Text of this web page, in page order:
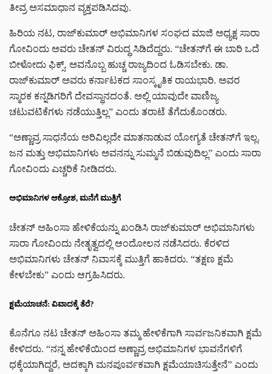
ತೀವ್ರ ಅಸಮಾಧಾನ ವ್ಯಕ್ತಪಡಿಸಿದವು.
ಹಿರಿಯ ನಟ, ರಾಜ್‌ಕುಮಾರ್ ಅಭಿಮಾನಿಗಳ ಸಂಘದ ಮಾಜಿ ಅಧ್ಯಕ್ಷ ಸಾರಾ
ಗೋವಿಂದು ಅವರು ಚೇತನ್ ವಿರುದ್ಧ ಸಿಡಿದೆದ್ದರು. “ಚೇತನ್‌ಗೆ ಈ ಬಾರಿ ಒದೆ
ಬೀಳೋದು ಫಿಕ್ಸ್. ಅವನೊಬ್ಬ ಹುಚ್ಚ ರಾಜ್ಯದಿಂದ ಓಡಿಸಬೇಕು. ಡಾ.
ರಾಜ್‌ಕುಮಾರ್ ಅವರು ಕರ್ನಾಟಕದ ಸಾಂಸ್ಕೃತಿಕ ರಾಯಭಾರಿ. ಅವರ
ಸ್ಮಾರಕ ಕನ್ನಡಿಗರಿಗೆ ದೇವಸ್ಥಾನದಂತೆ. ಅಲ್ಲಿ ಯಾವುದೇ ವಾಣಿಜ್ಯ
ಚಟುವಟಿಕೆಗಳು ನಡೆಯುತ್ತಿಲ್ಲ” ಎಂದು ತರಾಟೆ ತೆಗೆದುಕೊಂಡರು.
“ಅಣ್ಣಾವ್ರ ಸಾಧನೆಯ ಅರಿವಿಲ್ಲದೇ ಮಾತನಾಡುವ ಯೋಗ್ಯತೆ ಚೇತನ್‌ಗೆ ಇಲ್ಲ.
ಜನ ಮತ್ತು ಅಭಿಮಾನಿಗಳು ಅವನನ್ನು ಸುಮ್ಮನೆ ಬಿಡುವುದಿಲ್ಲ” ಎಂದು ಸಾರಾ
ಗೋವಿಂದು ಎಚ್ಚರಿಕೆ ನೀಡಿದರು.
ಅಭಿಮಾನಿಗಳ ಆಕ್ರೋಶ, ಮನೆಗೆ ಮುತ್ತಿಗೆ
ಚೇತನ್ ಅಹಿಂಸಾ ಹೇಳಿಕೆಯನ್ನು ಖಂಡಿಸಿ ರಾಜ್‌ಕುಮಾರ್ ಅಭಿಮಾನಿಗಳು
ಸಾರಾ ಗೋವಿಂದು ನೇತೃತ್ವದಲ್ಲಿ ಆಂದೋಲನ ನಡೆಸಿದರು. ಕೆರಳಿದ
ಅಭಿಮಾನಿಗಳು ಚೇತನ್ ನಿವಾಸಕ್ಕೆ ಮುತ್ತಿಗೆ ಹಾಕಿದರು. “ತಕ್ಷಣ ಕ್ಷಮೆ
ಕೇಳಬೇಕು” ಎಂದು ಆಗ್ರಹಿಸಿದರು.
ಕ್ಷಮೆಯಾಚನೆ: ವಿವಾದಕ್ಕೆ ತೆರೆ?
ಕೊನೆಗೂ ನಟ ಚೇತನ್ ಅಹಿಂಸಾ ತಮ್ಮ ಹೇಳಿಕೆಗಾಗಿ ಸಾರ್ವಜನಿಕವಾಗಿ ಕ್ಷಮೆ
ಕೇಳಿದರು. “ನನ್ನ ಹೇಳಿಕೆಯಿಂದ ಅಣ್ಣಾವ್ರ ಅಭಿಮಾನಿಗಳ ಭಾವನೆಗಳಿಗೆ
ಧಕ್ಕೆಯಾಗಿದ್ದರೆ, ಅದಕ್ಕಾಗಿ ಮನಪೂರ್ವಕವಾಗಿ ಕ್ಷಮೆಯಾಚಿಸುತ್ತೇನೆ” ಎಂದು